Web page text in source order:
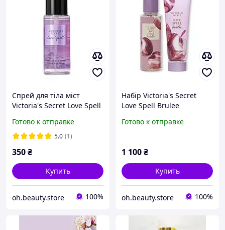
Спрей для тіла міст
Victoria's Secret Love Spell
Готово к отправке
5.0 (1)
350₴
Купить
oh.beauty.store 100%
Набір Victoria's Secret
Love Spell Brulee
міст та лосьйон
Готово к отправке
1 100₴
Купить
oh.beauty.store 100%